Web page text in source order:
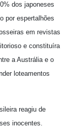
dos japoneses
por espertalhões
em revistas
e constituíra
a Austrália e o
loteamentos
reagiu de
inocentes.